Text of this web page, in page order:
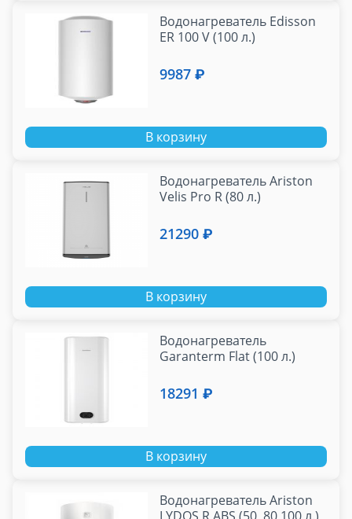
Водонагреватель Edisson
ER 100 V (100 л.)
9987 ₽
В корзину
Водонагреватель Ariston
Velis Pro R (80 л.)
21290 ₽
В корзину
Водонагреватель
Garanterm Flat (100 л.)
18291 ₽
В корзину
Водонагреватель Ariston